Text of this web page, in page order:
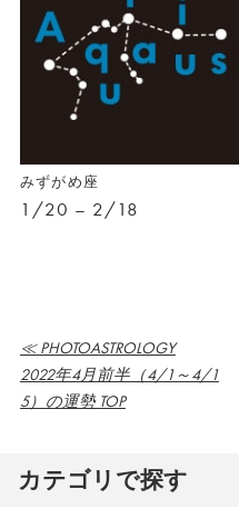
みずがめ座
1/20 – 2/18
≪ PHOTOASTROLOGY
2022年4月前半（4/1～4/1
5）の運勢 TOP
カテゴリで探す